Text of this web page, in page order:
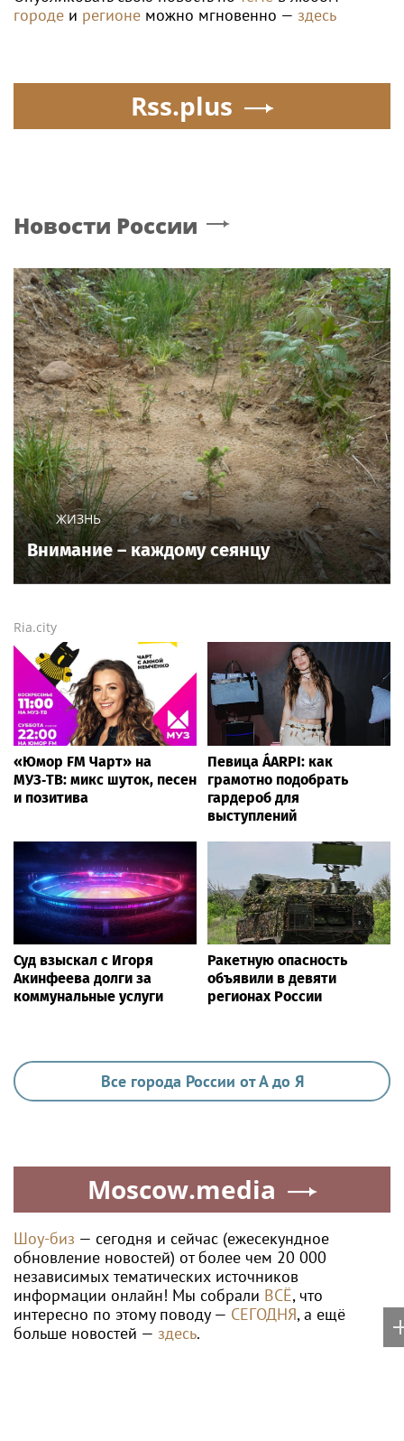
концерта в Москве
Премьера трейлера и
постера
фантастического
блокбастера «Девятая
планета»
Никита Пресняков
заявил, что в России
его обидели. И
рассорился с братом
из-за политики
Poisk-Music.ru— тематический дочерний проект
популярных новостных сайтовLife24.proи
BigPot.newsо музыке, музыкантах, певцах,
композиторах (слухи, сплетни, разговоры и
дискуссии о музыке, культуре, жанрах, VIP-скандалы
— в новостях и статьях). Тайны светской жизни
звёзд — в кадре и за кадром шоу-бизнеса сегодня
исейчас. Новости о музыке, и не только...
Опубликовать свою новость потемев любом
городеирегионеможно мгновенно —здесь
Rss.plus
Новости России
Внимание – каждому сеянцу
«Юмор FM Чарт» на
МУЗ‑ТВ: микс шуток, песен
Певица ÁARPI: как